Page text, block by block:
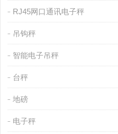
RJ45网口通讯电子秤
吊钩秤
智能电子吊秤
台秤
地磅
电子秤